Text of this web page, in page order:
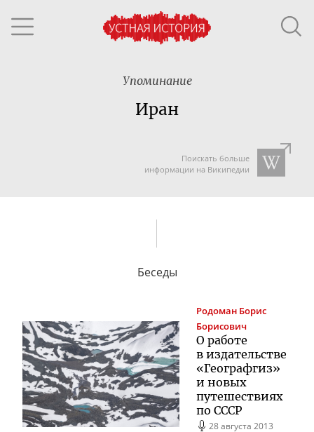
Упоминание
Иран
Поискать больше
информации на Википедии
Беседы
Родоман Борис
Борисович
О работе
в издательстве
«Географгиз»
и новых
путешествиях
по СССР
28 августа 2013